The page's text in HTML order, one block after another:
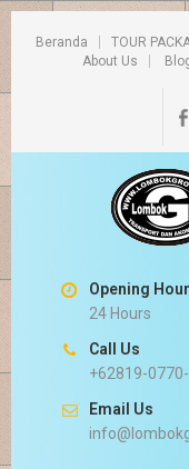
Beranda TOUR
About Us
Opening
24 Hours
Call Us
+62819-
Email Us